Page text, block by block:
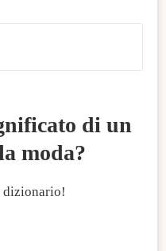
di un
moda?
dizionario!